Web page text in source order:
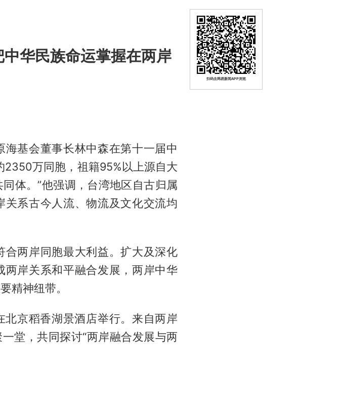
华民族命运掌握在两岸
基会董事长林中森在第十一届中
2350万同胞，祖籍95%以上源自大
体。”他强调，台湾地区自古归属
系古今人流、物流及文化交流均
两岸同胞最大利益。扩大及深化
岸关系和平融合发展，两岸中华
精神纽带。
北京稻香湖景酒店举行。来自两岸
堂，共同探讨“两岸融合发展与两
扫码去网易新闻APP浏览